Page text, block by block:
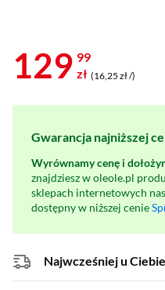
129 99
zł (16,25 zł /)
Gwarancja najniższej
Wyrównamy cenę i
znajdziesz w oleole.pl
sklepach internetowych
dostępny w niższej cenie
Najwcześniej u